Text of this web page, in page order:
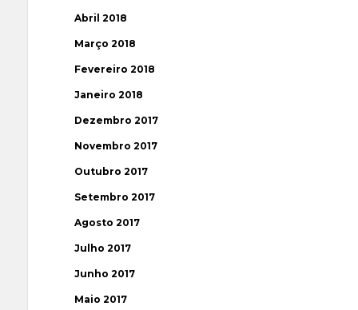
Abril 2018
Março 2018
Fevereiro 2018
Janeiro 2018
Dezembro 2017
Novembro 2017
Outubro 2017
Setembro 2017
Agosto 2017
Julho 2017
Junho 2017
Maio 2017